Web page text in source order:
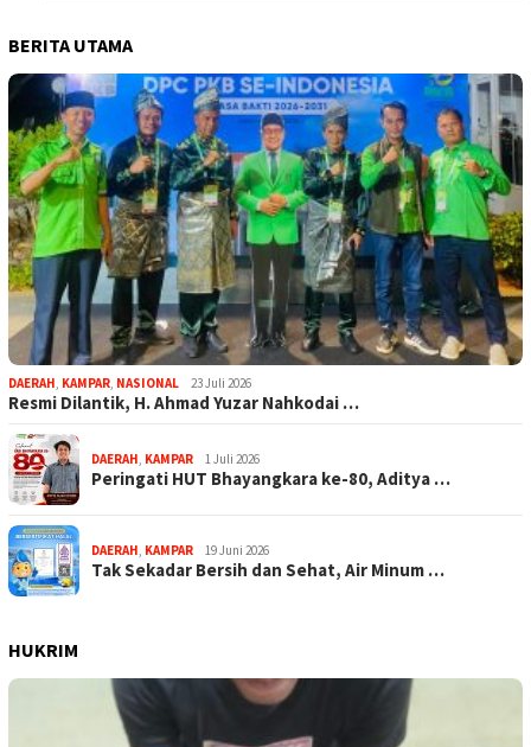
BERITA UTAMA
DAERAH KAMPAR NASIONAL 23 Juli 2026
Resmi Dilantik, H. Ahmad Yuzar Nahkodai …
DAERAH KAMPAR 1 Juli 2026
Peringati HUT Bhayangkara ke-80, Aditya …
DAERAH KAMPAR 19 Juni 2026
Tak Sekadar Bersih dan Sehat, Air Minum …
HUKRIM